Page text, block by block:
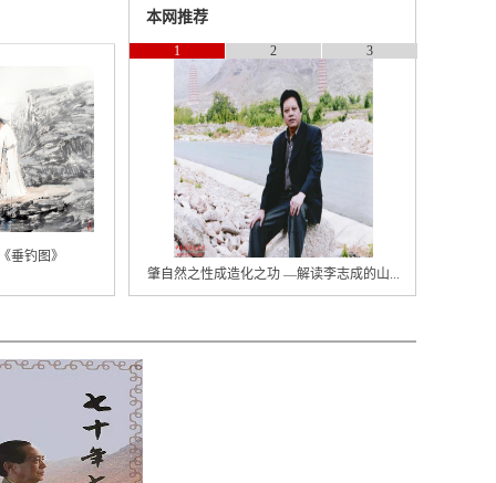
垂钓图》
本网推荐
1 2 3
肇自然之性成造化之功 —解读李志成的山...